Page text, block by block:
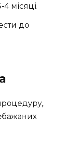
місяці.
до